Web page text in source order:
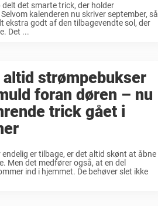
delt det smarte trick, der holder
kalenderen nu skriver september, så
ekstra godt af den tilbagevendte sol, der
Det ...
strømpebukser
foran døren – nu
trick gået i
endelig er tilbage, er det altid skønt at åbne
Men det medfører også, at en del
ind i hjemmet. De behøver slet ikke